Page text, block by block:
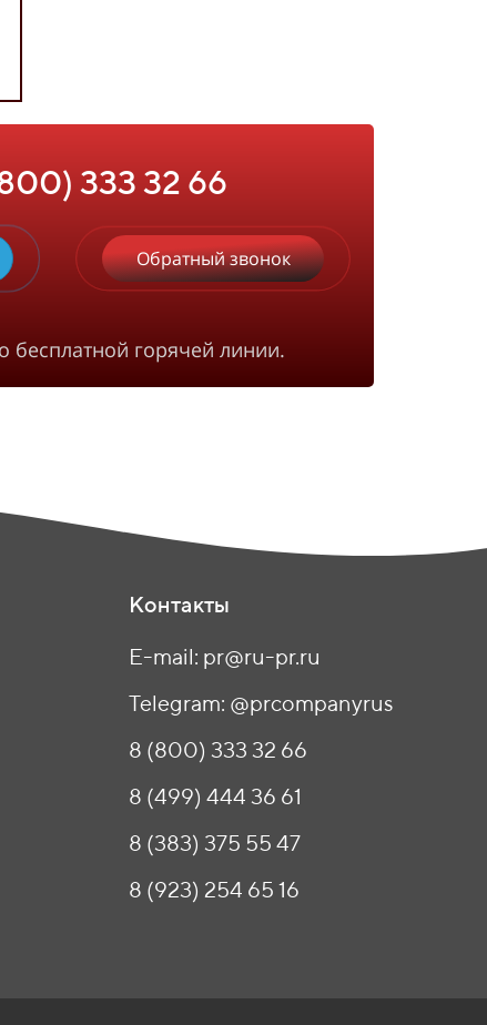
333 32 66
Обратный звонок
бесплатной горячей линии.
Контакты
E-mail: pr@ru-pr.ru
Telegram: @prcompanyrus
8 (800) 333 32 66
8 (499) 444 36 61
8 (383) 375 55 47
8 (923) 254 65 16